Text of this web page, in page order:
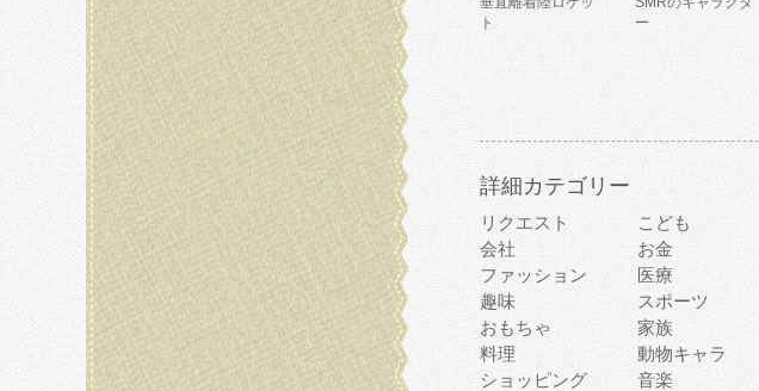
ト
ー
詳細カテゴリー
リクエスト こども
会社
お金
ファッション
医療
趣味
スポーツ
おもちゃ
家族
料理
動物キャラ
ショッピング
音楽